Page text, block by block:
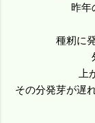
昨年
種籾に
上
その分発芽が遅